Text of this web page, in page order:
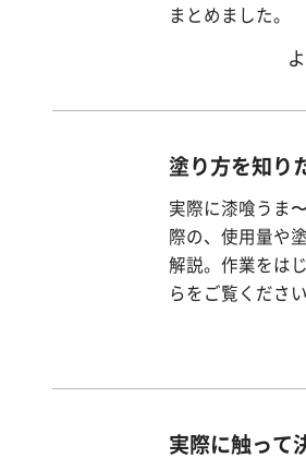
まとめました。
塗り方を知り
実際に漆喰うま
際の、使用量や
解説。作業をは
らをご覧ください
実際に触って